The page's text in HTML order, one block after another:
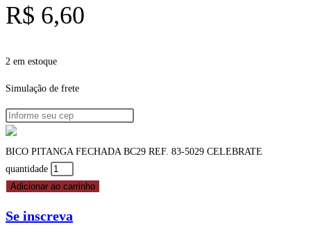
R$ 6,60
2 em estoque
Simulação de frete
BICO PITANGA FECHADA BC29 REF. 83-5029 CELEBRATE
quantidade
Adicionar ao carrinho
Se inscreva